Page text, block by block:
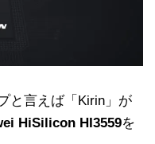
と言えば「Kirin」が
HiSilicon HI3559を